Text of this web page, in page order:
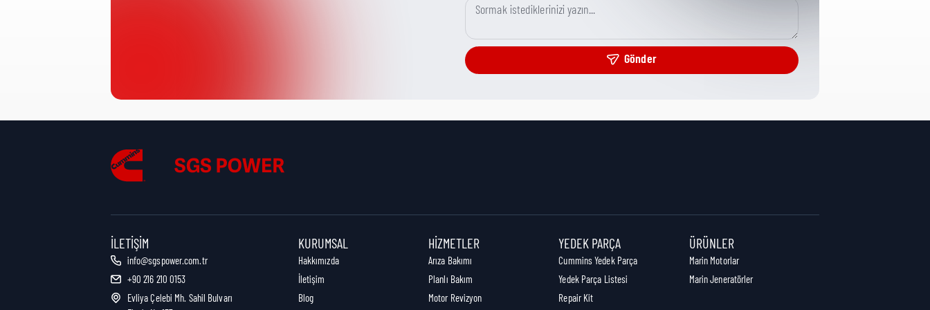
Misc Electronics
Nakliye Yüksekliği:
Nakliye Uzunluğu:
Nakliye Ağırlığı:
Gönder
İLETIŞIM
info@sgspower.com.tr
+90 216 210 0153
Evliya Çelebi Mh. Sahil Bulvarı
KURUMSAL
Hakkımızda
İletişim
Blog
HIZMETLER
Arıza Bakımı
Planlı Bakım
Motor Revizyon
YEDEK PARÇA
Cummins Yedek Parça
Yedek Parça Listesi
Repair Kit
ÜRÜNLER
Marin Motorlar
Marin Jeneratörler